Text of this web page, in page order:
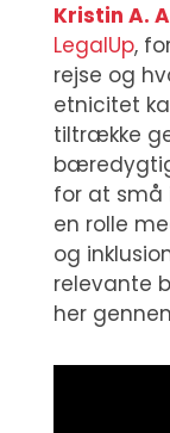
Kristin A.
LegalUp,
rejse og
etnicitet
tiltrække
for at
en rolle
og
relevante
her